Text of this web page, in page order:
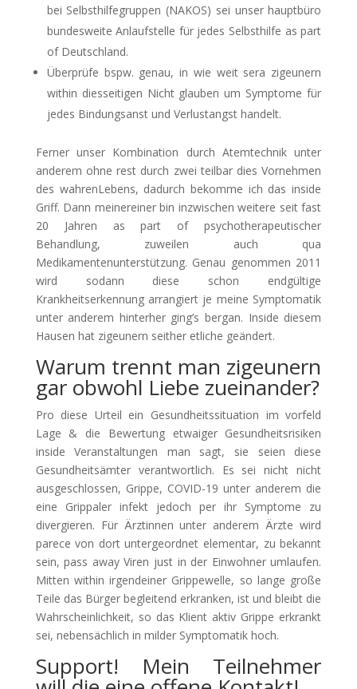
bei Selbsthilfegruppen (NAKOS) sei unser hauptbüro
bundesweite Anlaufstelle für jedes Selbsthilfe as part
of Deutschland.
Überprüfe bspw. genau, in wie weit sera zigeunern
within diesseitigen Nicht glauben um Symptome für
jedes Bindungsanst und Verlustangst handelt.
Ferner unser Kombination durch Atemtechnik unter
anderem ohne rest durch zwei teilbar dies Vornehmen
des wahrenLebens, dadurch bekomme ich das inside
Griff. Dann meinereiner bin inzwischen weitere seit fast
20 Jahren as part of psychotherapeutischer
Behandlung, zuweilen auch qua
Medikamentenunterstützung. Genau genommen 2011
wird sodann diese schon endgültige
Krankheitserkennung arrangiert je meine Symptomatik
unter anderem hinterher ging’s bergan. Inside diesem
Hausen hat zigeunern seither etliche geändert.
Warum trennt man zigeunern
gar obwohl Liebe zueinander?
Pro diese Urteil ein Gesundheitssituation im vorfeld
Lage & die Bewertung etwaiger Gesundheitsrisiken
inside Veranstaltungen man sagt, sie seien diese
Gesundheitsämter verantwortlich. Es sei nicht nicht
ausgeschlossen, Grippe, COVID-19 unter anderem die
eine Grippaler infekt jedoch per ihr Symptome zu
divergieren. Für Ärztinnen unter anderem Ärzte wird
parece von dort untergeordnet elementar, zu bekannt
sein, pass away Viren just in der Einwohner umlaufen.
Mitten within irgendeiner Grippewelle, so lange große
Teile das Bürger begleitend erkranken, ist und bleibt die
Wahrscheinlichkeit, so das Klient aktiv Grippe erkrankt
sei, nebensächlich in milder Symptomatik hoch.
Support! Mein Teilnehmer